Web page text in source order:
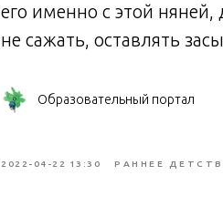
его именно с этой
не сажать, оставлять
Образовательный портал
2022-04-22 13:30 РАННЕЕ